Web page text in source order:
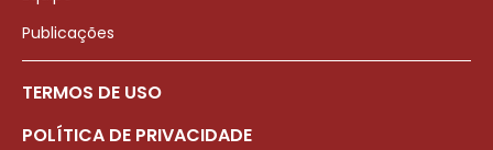
Publicações
TERMOS DE USO
POLÍTICA DE PRIVACIDADE